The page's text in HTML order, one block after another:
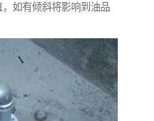
如有倾斜将影响到油品